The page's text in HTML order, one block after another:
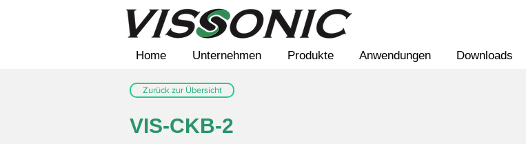
Home Unternehmen Produkte Anwendungen Downloads
Zurück zur Übersicht
VIS-CKB-2